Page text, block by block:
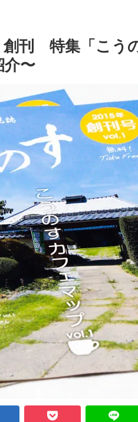
創刊 特集「こう
介〜